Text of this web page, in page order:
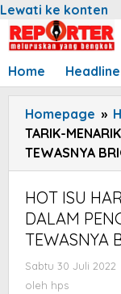
Lewati ke konten
Home Headline
Homepage »
TARIK-
TEWASNYA
HOT ISU
DALAM
TEWASNYA
Sabtu 30 Juli 2022
oleh hps